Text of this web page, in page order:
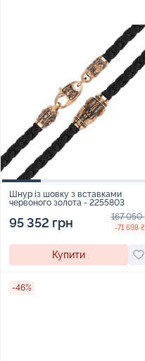
Шнур із шовку з вставками
червоного золота - 2255803
95 352 грн 167 050
-71 698 ₴
Купити
-46%